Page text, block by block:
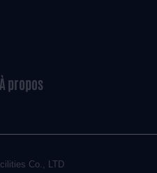
À propos
Co., LTD